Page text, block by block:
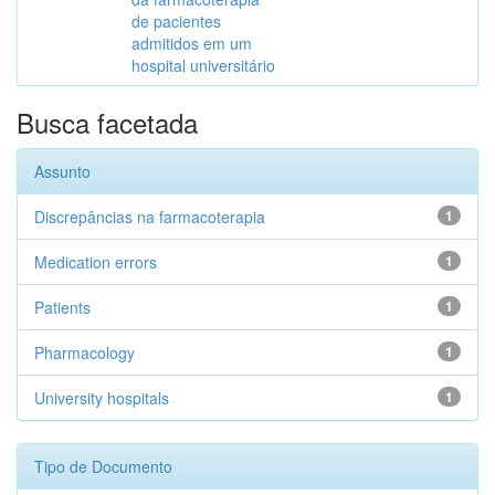
de pacientes
admitidos em um
hospital universitário
Busca facetada
Assunto
1
Discrepâncias na farmacoterapia
1
Medication errors
1
Patients
1
Pharmacology
1
University hospitals
Tipo de Documento